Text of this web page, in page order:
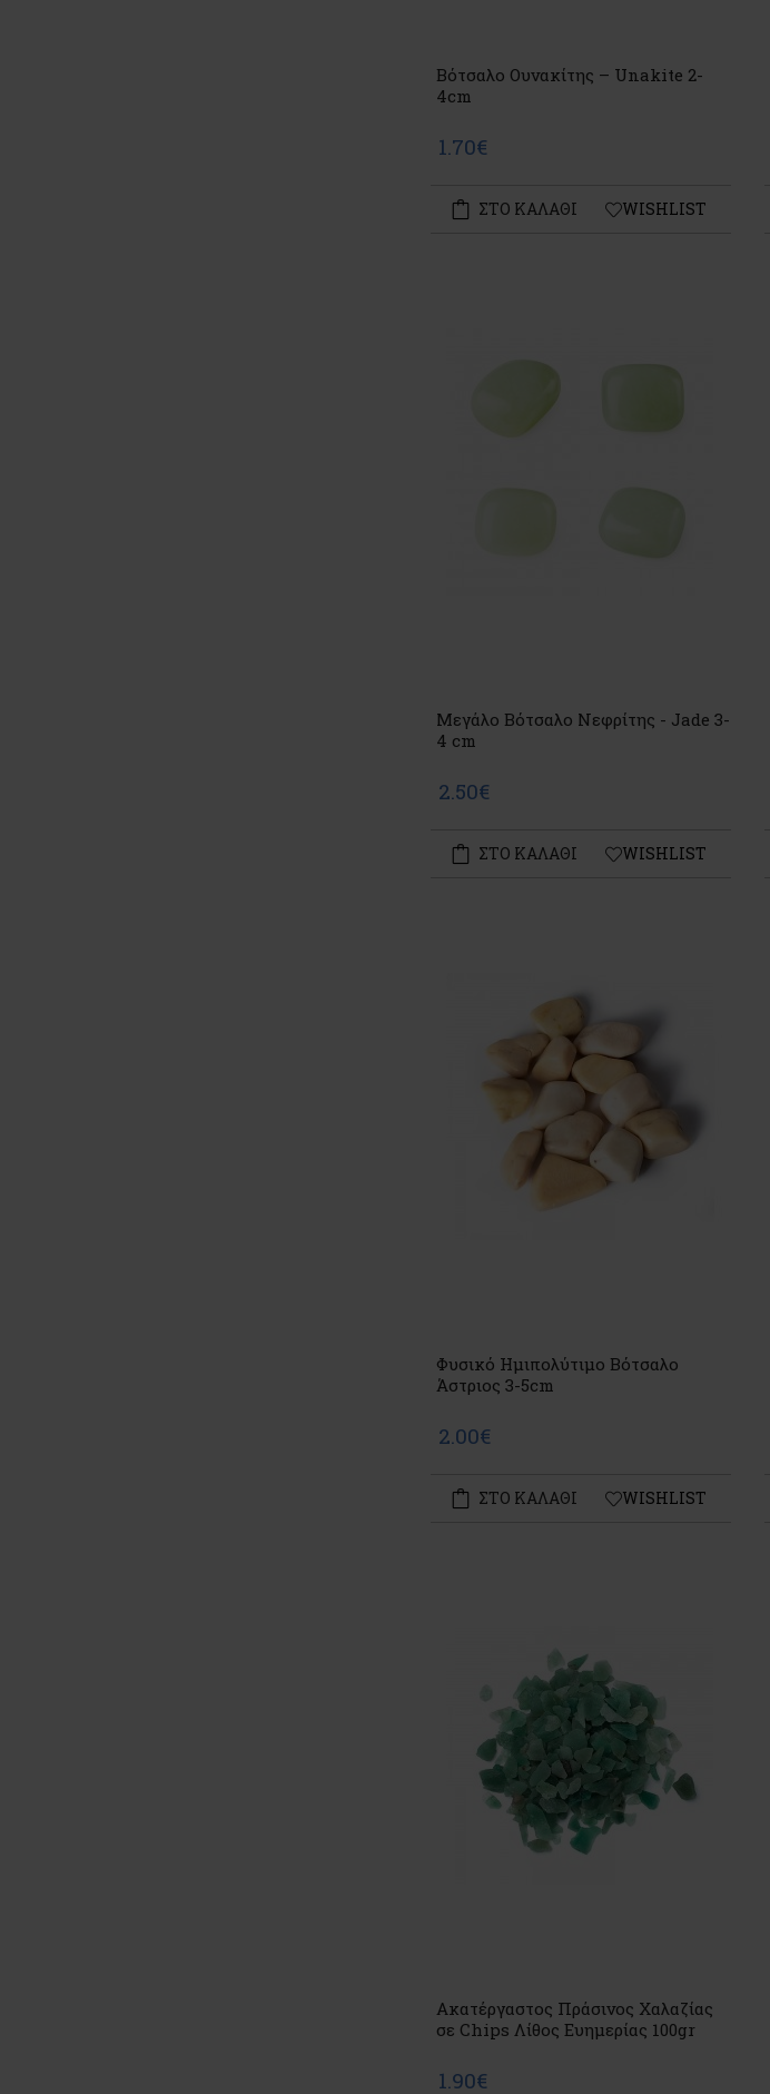
Βότσαλο Ουνακίτης – Unakite 2-
4cm
1.70€
ΣΤΟ ΚΑΛΑΘΙ WISHLIST
Μεγάλο Βότσαλο Νεφρίτης - Jade 3-
4 cm
2.50€
ΣΤΟ ΚΑΛΑΘΙ WISHLIST
Φυσικό Ημιπολύτιμο Βότσαλο
Άστριος 3-5cm
2.00€
ΣΤΟ ΚΑΛΑΘΙ WISHLIST
Ακατέργαστος Πράσινος Χαλαζίας
σε Chips Λίθος Ευημερίας 100gr
1.90€